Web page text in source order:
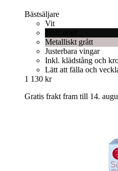
Bästsäljare
Vit
Metalliskt grått
Justerbara vingar
Inkl. klädstång och
Lätt att fälla och
1 130 kr
Gratis frakt fram till 14.